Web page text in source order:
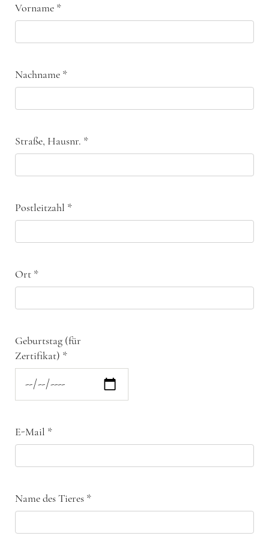
Vorname *
Nachname *
Straße, Hausnr. *
Postleitzahl *
Ort *
Geburtstag (für
Zertifikat) *
E-Mail *
Name des Tieres *